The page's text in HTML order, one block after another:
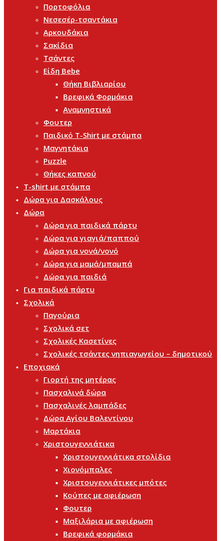
Πορτοφόλια
Νεσεσέρ-τσαντάκια
Αρκουδάκια
Σακίδια
Τσάντες
Είδη Bebe
Θήκη Βιβλιαρίου
Βρεφικά Φορμάκια
Αναμνηστικά
Φουτερ
Παιδικό T-Shirt με στάμπα
Μαγνητάκια
Puzzle
Θήκες καπνού
T-shirt με στάμπα
Δώρα για Δασκάλους
Δώρα
Δώρα για παιδικά πάρτυ
Δώρα για γιαγιά/παππού
Δώρα για νονά/νονό
Δώρα για μαμά/μπαμπά
Δώρα για παιδιά
Για παιδικά πάρτυ
Σχολικά
Παγούρια
Σχολικά σετ
Σχολικές Κασετίνες
Σχολικές τσάντες νηπιαγωγείου – δημοτικού
Εποχιακά
Γιορτή της μητέρας
Πασχαλινά δώρα
Πασχαλινές λαμπάδες
Δώρα Αγίου Βαλεντίνου
Μαρτάκια
Χριστουγεννιάτικα
Χριστουγεννιάτικα στολίδια
Χιονόμπαλες
Χριστουγεννιάτικες μπότες
Κούπες με αφιέρωση
Φουτερ
Μαξιλάρια με αφιέρωση
Βρεφικά φορμάκια